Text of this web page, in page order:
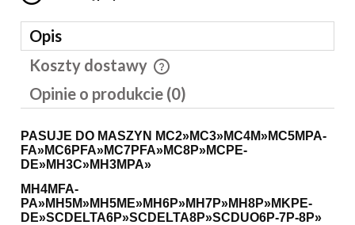
Opis
Koszty dostawy
Cena nie zawiera ewentualnych kosztów płatności
Opinie o produkcie (0)
PASUJE DO MASZYN MC2»MC3»MC4M»MC5MPA-
FA»MC6PFA»MC7PFA»MC8P»MCPE-
DE»MH3C»MH3MPA»
MH4MFA-
PA»MH5M»MH5ME»MH6P»MH7P»MH8P»MKPE-
DE»SCDELTA6P»SCDELTA8P»SCDUO6P-7P-8P»